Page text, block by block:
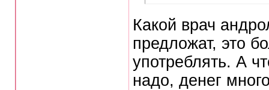
Какой врач
предложат, это
употреблять. А
надо, денег